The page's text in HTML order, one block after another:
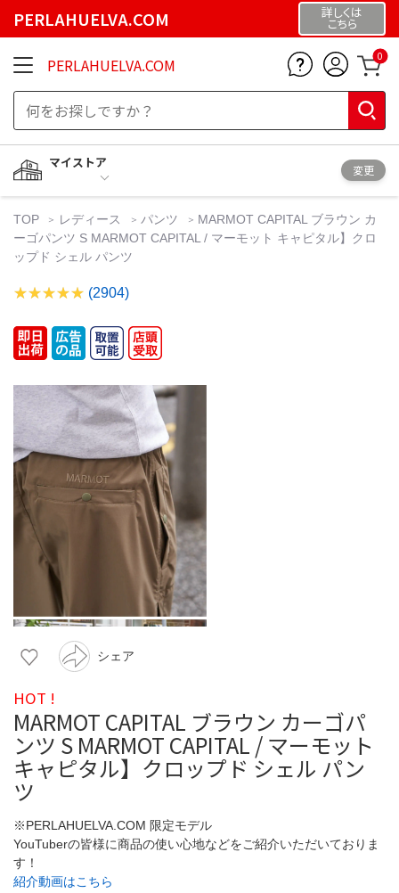
PERLAHUELVA.COM 詳しくは
こちら
PERLAHUELVA.COM 0
マイストア
変更
TOP レディース パンツ
MARMOT CAPITAL ブラウン カ
ーゴパンツ S MARMOT CAPITAL / マーモット キャピタル】クロ
ップド シェル パンツ
(2904)
シェア
HOT !
MARMOT CAPITAL ブラウン カーゴパ
ンツ S MARMOT CAPITAL / マーモット
キャピタル】クロップド シェル パン
ツ
※PERLAHUELVA.COM 限定モデル
YouTuberの皆様に商品の使い心地などをご紹介いただいておりま
す！
紹介動画はこちら